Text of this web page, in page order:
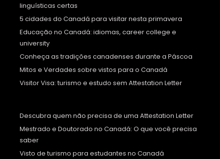
linguísticas certas
5 cidades do Canadá para visitar nesta primavera
Educação no Canadá: idiomas, career college e
university
Conheça as tradições canadenses durante a Páscoa
Mitos e Verdades sobre vistos para o Canadá
Visitor Visa: turismo e estudo sem Attestation Letter
Descubra quem não precisa de uma Attestation Letter
Mestrado e Doutorado no Canadá: O que você precisa
saber
Visto de turismo para estudantes no Canadá